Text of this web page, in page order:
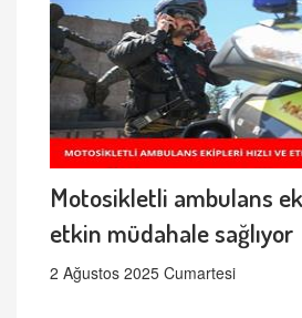
Motosikletli ambulans
etkin müdahale sağlıyor
2 Ağustos 2025 Cumartesi